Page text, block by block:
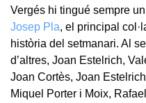
Vergés hi tingué sempre
Josep Pla, el principal
història del setmanari. Al
d’altres, Joan Estelrich,
Joan Cortès, Joan
Miquel Porter i Moix,